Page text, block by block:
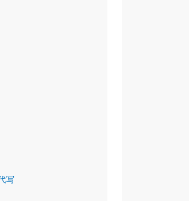
写